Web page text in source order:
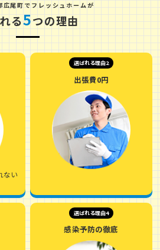
広尾町 でフレッシュホームが
る5つの理由
ない
選ばれる理由2
出張費0円
選ばれる理由4
感染予防の徹底